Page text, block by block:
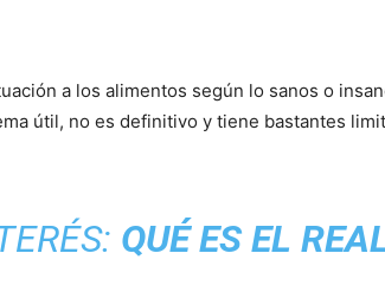
a los alimentos según lo sanos o
útil, no es definitivo y tiene bastantes
QUÉ ES EL